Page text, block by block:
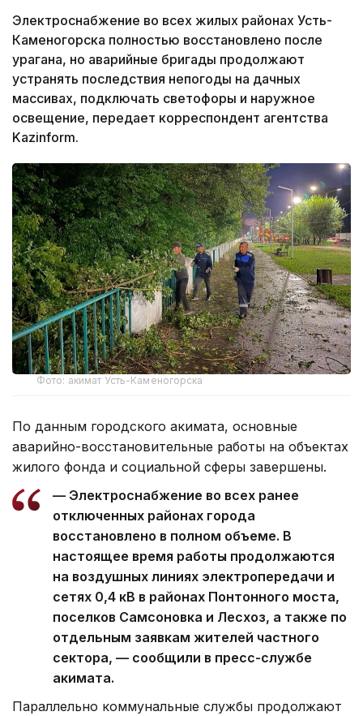
Электроснабжение во всех жилых районах Усть-
Каменогорска полностью восстановлено после
урагана, но аварийные бригады продолжают
устранять последствия непогоды на дачных
массивах, подключать светофоры и наружное
освещение, передает корреспондент агентства
Kazinform.
Фото: акимат Усть-Каменогорска
По данным городского акимата, основные
аварийно-восстановительные работы на объектах
жилого фонда и социальной сферы завершены.
— Электроснабжение во всех ранее
отключенных районах города
восстановлено в полном объеме. В
настоящее время работы продолжаются
на воздушных линиях электропередачи и
сетях 0,4 кВ в районах Понтонного моста,
поселков Самсоновка и Лесхоз, а также по
отдельным заявкам жителей частного
сектора, — сообщили в пресс-службе
акимата.
Параллельно коммунальные службы продолжают